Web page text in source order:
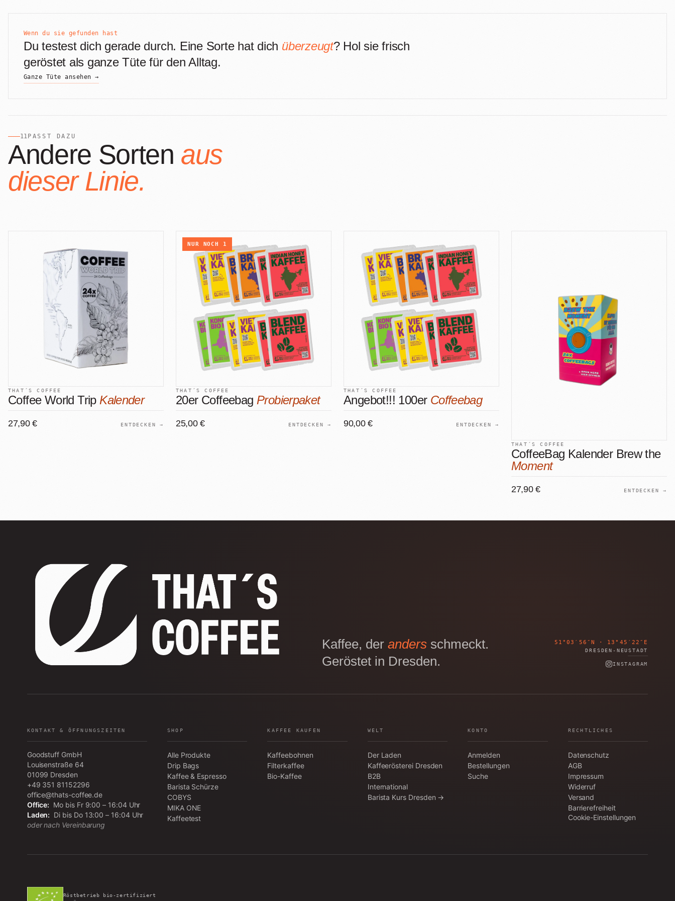
Wenn du sie gefunden hast
Du testest dich gerade durch. Eine Sorte hat dich überzeugt? Hol sie frisch
geröstet als ganze Tüte für den Alltag.
Ganze Tüte ansehen →
11 PASST DAZU
Andere Sorten aus
dieser Linie.
THAT´S COFFEE
Coffee World Trip Kalender
27,90 € ENTDECKEN →
NUR NOCH 1
THAT´S COFFEE
20er Coffeebag Probierpaket
25,00 € ENTDECKEN →
THAT´S COFFEE
Angebot!!! 100er Coffeebag
90,00 € ENTDECKEN →
THAT´S COFFEE
CoffeeBag Kalender Brew the
Moment
27,90 € ENTDECKEN →
Kaffee, der andersschmeckt.
Geröstet in Dresden.
51°03′56″N · 13°45′22″E
DRESDEN-NEUSTADT
INSTAGRAM
KONTAKT & ÖFFNUNGSZEITEN
Goodstuff GmbH
Louisenstraße 64
01099 Dresden
+49 351 81152296
office@thats-coffee.de
Office: Mo bis Fr 9:00 – 16:04 Uhr
Laden: Di bis Do 13:00 – 16:04 Uhr
oder nach Vereinbarung
SHOP
Alle Produkte
Drip Bags
Kaffee & Espresso
Barista Schürze
COBYS
MIKA ONE
Kaffeetest
KAFFEE KAUFEN
Kaffeebohnen
Filterkaffee
Bio-Kaffee
WELT
Der Laden
Kaffeerösterei Dresden
B2B
International
Barista Kurs Dresden →
KONTO
Anmelden
Bestellungen
Suche
RECHTLICHES
Datenschutz
AGB
Impressum
Widerruf
Versand
Barrierefreiheit
Cookie-Einstellungen
Röstbetrieb bio-zertifiziert